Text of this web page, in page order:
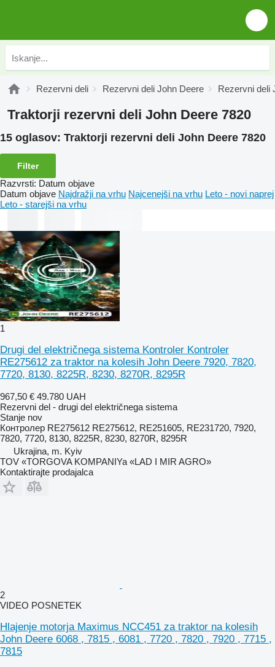
Rezervni deli Rezervni deli John Deere Rezervni deli
Traktorji rezervni deli John Deere 7820
15 oglasov: Traktorji rezervni deli John Deere 7820
Filter
Razvrsti: Datum objave
Datum objave Najdražji na vrhu Najcenejši na vrhu Leto - novi naprej
Leto - starejši na vrhu
1
Drugi del električnega sistema Kontroler Kontroler
RE275612 za traktor na kolesih John Deere 7920, 7820,
7720, 8130, 8225R, 8230, 8270R, 8295R
967,50 € 49.780 UAH
Rezervni del - drugi del električnega sistema
Stanje nov
Контролер RE275612 RE275612, RE251605, RE231720, 7920,
7820, 7720, 8130, 8225R, 8230, 8270R, 8295R
Ukrajina, m. Kyiv
TOV «TORGOVA KOMPANIYa «LAD I MIR AGRO»
Kontaktirajte prodajalca
2
VIDEO POSNETEK
Hlajenje motorja Maximus NCC451 za traktor na kolesih
John Deere 6068 , 7815 , 6081 , 7720 , 7820 , 7920 , 7715 ,
7815